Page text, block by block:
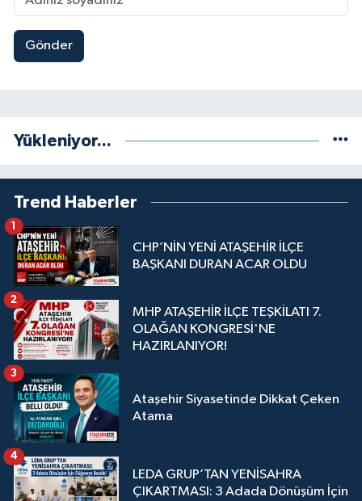
Gönder
Yükleniyor...
Trend Haberler
CHP’NİN YENİ ATAŞEHİR İLÇE
BAŞKANI DURAN ACAR OLDU
1
MHP ATAŞEHİR İLÇE TEŞKİLATI 7.
OLAĞAN KONGRESİ'NE
HAZIRLANIYOR!
2
Ataşehir Siyasetinde Dikkat Çeken
Atama
3
LEDA GRUP’TAN YENİSAHRA
ÇIKARTMASI: 3 Adada Dönüşüm İçin
4